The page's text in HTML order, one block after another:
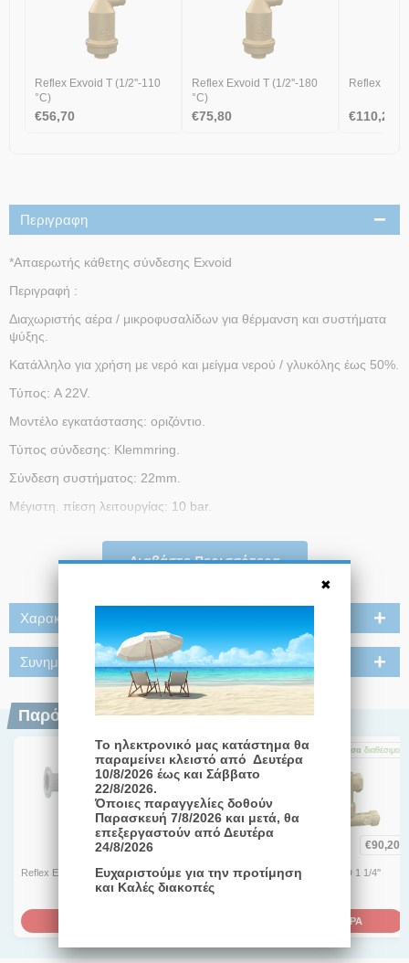
Reflex Exvoid T (1/2''-110
°C)
€56,70
Reflex Exvoid T (1/2''-180
°C)
€75,80
Reflex
€110,20
Περιγραφη
*Απαερωτής κάθετης σύνδεσης Exvoid
Περιγραφή :
Διαχωριστής αέρα / μικροφυσαλίδων για θέρμανση και συστήματα
ψύξης.
Κατάλληλο για χρήση με νερό και μείγμα νερού / γλυκόλης έως 50%.
Τύπος: A 22V.
Μοντέλο εγκατάστασης: οριζόντιο.
Τύπος σύνδεσης: Klemmring.
Σύνδεση συστήματος: 22mm.
Μέγιστη. πίεση λειτουργίας: 10 bar.
Διαβάστε Περισσότερα
Χαρακτηριστικά
Συνημμένα
Παρόμοια Προϊόντα
διαθέσιμο
1.298,40
Reflex Exdirt DN 100
1-3 ημέρες
Reflex Exvoid A 2''
Άμεσα διαθέσιμο
€90,20
Reflex Exdirt D 1 1/4''
ΑΓΟΡΑ
Το ηλεκτρονικό μας κατάστημα θα
παραμείνει κλειστό από Δευτέρα
10/8/2026 έως και Σάββατο
22/8/2026.
Όποιες παραγγελίες δοθούν
Παρασκευή 7/8/2026 και μετά, θα
επεξεργαστούν από Δευτέρα
24/8/2026
Ευχαριστούμε για την προτίμηση
και Καλές διακοπές